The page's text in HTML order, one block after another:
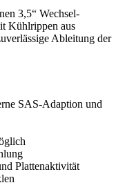
3,5“ Wechsel-
Kühlrippen aus
Ableitung der
SAS-Adaption und
Plattenaktivität